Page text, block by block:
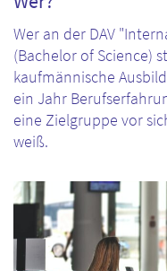
Wer an der DAV
(Bachelor of Science)
kaufmännische
ein Jahr
eine Zielgruppe vor
weiß.